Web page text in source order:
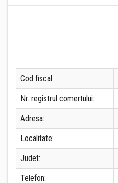
Cod fiscal:
Nr. registrul comertului:
Adresa:
Localitate:
Judet:
Telefon: